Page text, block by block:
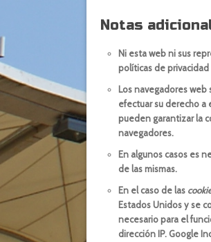
Notas
Ni esta web ni sus
políticas de
Los navegadores web
efectuar su derecho a
pueden garantizar la
navegadores.
En algunos casos es
de las mismas.
En el caso de las
Estados Unidos y se
necesario para el
dirección IP. Google